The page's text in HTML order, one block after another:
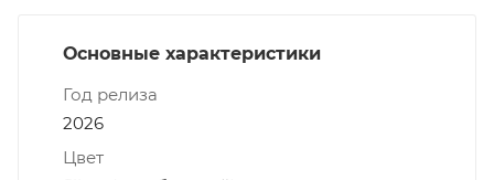
Основные характеристики
Год релиза
2026
Цвет